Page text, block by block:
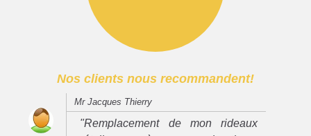
Nos clients nous recommandent!
Mr Jacques Thierry
"Remplacement de mon rideaux